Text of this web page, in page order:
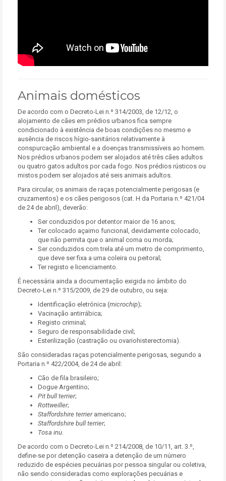
Animais domésticos
De acordo com o Decreto-Lei n.º 314/2003, de 12/12, o
alojamento de cães em prédios urbanos fica sempre
condicionado à existência de boas condições no mesmo e
ausência de riscos hígio-sanitários relativamente à
conspurcação ambiental e a doenças transmissíveis ao homem.
Nos prédios urbanos podem ser alojados até três cães adultos
ou quatro gatos adultos por cada fogo. Nos prédios rústicos ou
mistos podem ser alojados até seis animais adultos.
Para circular, os animais de raças potencialmente perigosas (e
cruzamentos) e os cães perigosos (cat. H da Portaria n.º 421/04
de 24 de abril), deverão:
Ser conduzidos por detentor maior de 16 anos;
Ter colocado açaimo funcional, devidamente colocado,
que não permita que o animal coma ou morda;
Ser conduzidos com trela até um metro de comprimento,
que deve ser fixa a uma coleira ou peitoral;
Ter registo e licenciamento.
É necessária ainda a documentação exigida no âmbito do
Decreto-Lei n.º 315/2009, de 29 de outubro, ou seja:
Identificação eletrónica (microchip);
Vacinação antirrábica;
Registo criminal;
Seguro de responsabilidade civil;
Esterilização (castração ou ovariohisterectomia).
São consideradas raças potencialmente perigosas, segundo a
Portaria n.º 422/2004, de 24 de abril:
Cão de fila brasileiro;
Dogue Argentino;
Pit bull terrier;
Rottweiller;
Staffordshire terrieramericano;
Staffordshire bull terrier;
Tosa inu.
De acordo com o Decreto-Lei n.º 214/2008, de 10/11, art. 3.º,
define-se por detenção caseira a detenção de um número
reduzido de espécies pecuárias por pessoa singular ou coletiva,
não sendo consideradas como explorações pecuárias e